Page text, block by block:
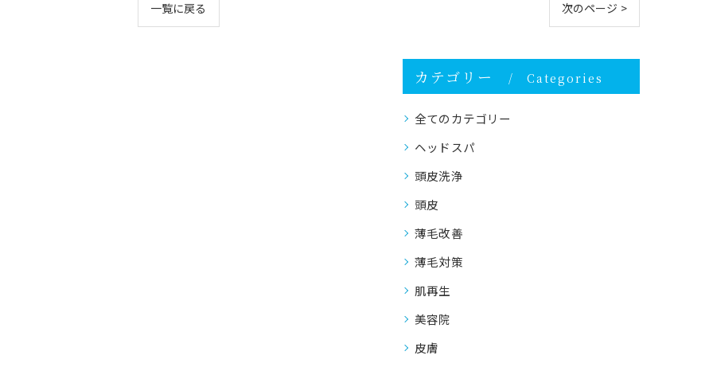
一覧に戻る 次のページ >
カテゴリー Categories
全てのカテゴリー
ヘッドスパ
頭皮洗浄
頭皮
薄毛改善
薄毛対策
肌再生
美容院
皮膚